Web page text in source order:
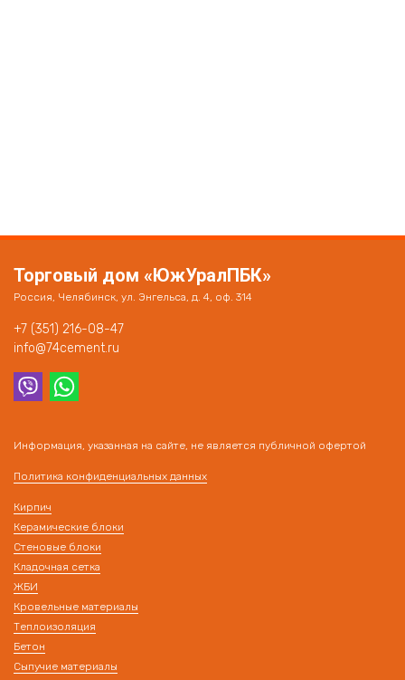
Торговый дом «ЮжУралПБК»
Россия, Челябинск, ул. Энгельса, д. 4, оф. 314
+7 (351) 216-08-47
info@74cement.ru
Информация, указанная на сайте, не является публичной офертой
Политика конфиденциальных данных
Кирпич
Керамические блоки
Стеновые блоки
Кладочная сетка
ЖБИ
Кровельные материалы
Теплоизоляция
Бетон
Сыпучие материалы